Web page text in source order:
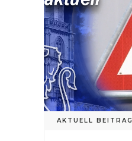
AKTUELL BEITRAG